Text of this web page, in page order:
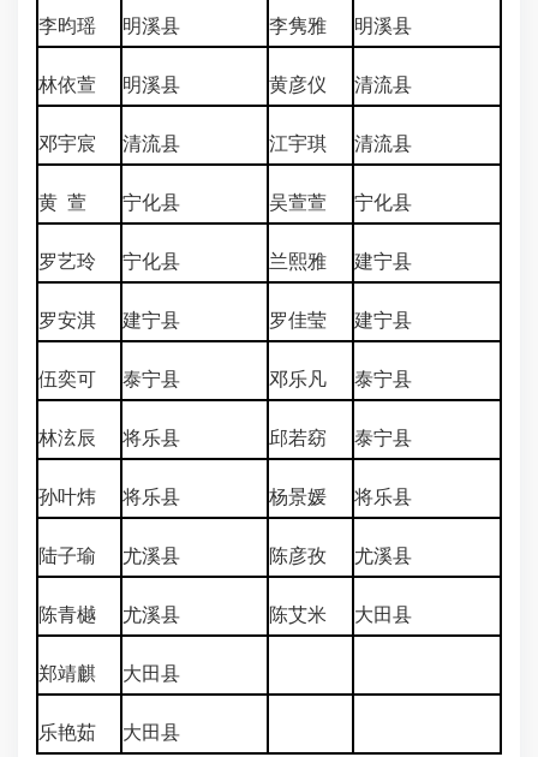
李昀瑶 明溪县 李隽雅 明溪县
林依萱 明溪县 黄彦仪 清流县
邓宇宸 清流县 江宇琪 清流县
黄 萱 宁化县 吴萱萱 宁化县
罗艺玲 宁化县 兰熙雅 建宁县
罗安淇 建宁县 罗佳莹 建宁县
伍奕可 泰宁县 邓乐凡 泰宁县
林泫辰 将乐县 邱若窈 泰宁县
孙叶炜 将乐县 杨景媛 将乐县
陆子瑜 尤溪县 陈彦孜 尤溪县
陈青樾 尤溪县 陈艾米 大田县
郑靖麒 大田县
乐艳茹 大田县